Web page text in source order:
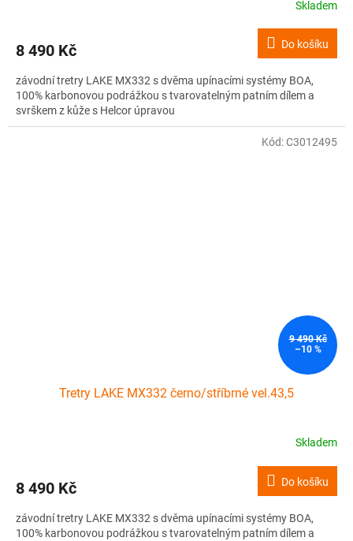
Skladem
8 490 Kč Do košíku
závodní tretry LAKE MX332 s dvěma upínacími systémy BOA,
100% karbonovou podrážkou s tvarovatelným patním dílem a
svrškem z kůže s Helcor úpravou
9 490 Kč
–10 %
Tretry LAKE MX332 černo/stříbrné vel.43,5
Skladem
8 490 Kč Do košíku
závodní tretry LAKE MX332 s dvěma upínacími systémy BOA,
100% karbonovou podrážkou s tvarovatelným patním dílem a
Kód:C3012495